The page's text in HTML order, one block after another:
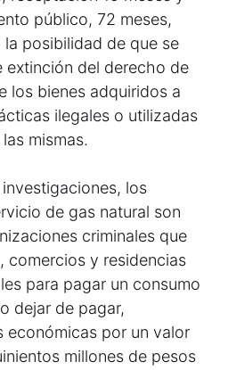
público, 72 meses,
la posibilidad de que se
del derecho de
los bienes adquiridos a
ilegales o utilizadas
mismas.
los
de gas natural son
criminales que
comercios y residencias
para pagar un consumo
dejar de pagar,
económicas por un valor
millones de pesos